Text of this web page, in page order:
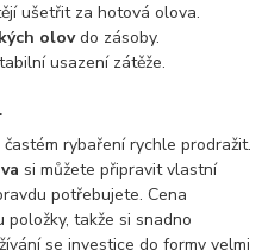
ušetřit za hotová olova.
olovdo zásoby.
usazení zátěže.
rybaření rychle prodražit.
si můžete připravit vlastní
potřebujete. Cena
takže si snadno
se investice do formy velmi